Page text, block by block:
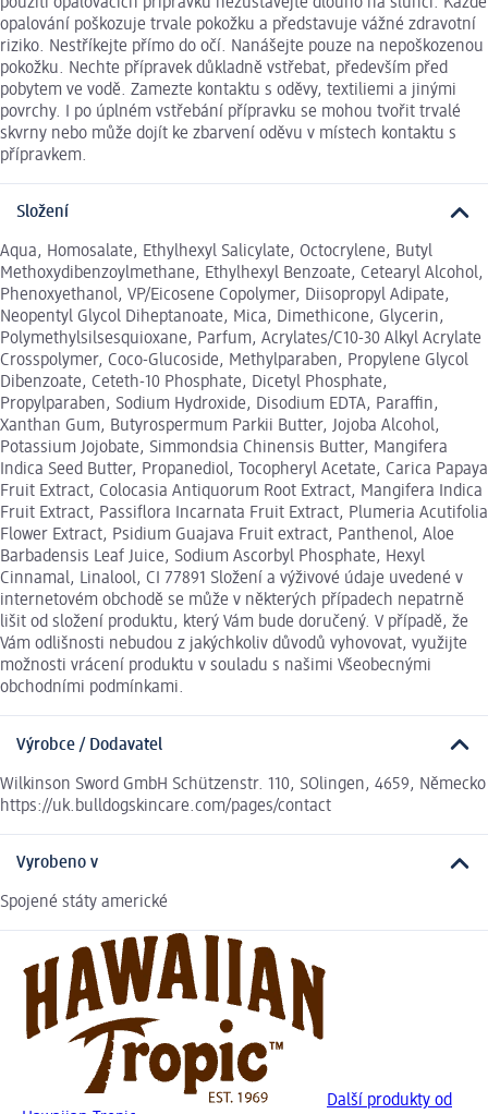
opalování poškozuje trvale pokožku a představuje vážné zdravotní
riziko. Nestříkejte přímo do očí. Nanášejte pouze na nepoškozenou
pokožku. Nechte přípravek důkladně vstřebat, především před
pobytem ve vodě. Zamezte kontaktu s oděvy, textiliemi a jinými
povrchy. I po úplném vstřebání přípravku se mohou tvořit trvalé
skvrny nebo může dojít ke zbarvení oděvu v místech kontaktu s
přípravkem.
Složení
Aqua, Homosalate, Ethylhexyl Salicylate, Octocrylene, Butyl
Methoxydibenzoylmethane, Ethylhexyl Benzoate, Cetearyl Alcohol,
Phenoxyethanol, VP/Eicosene Copolymer, Diisopropyl Adipate,
Neopentyl Glycol Diheptanoate, Mica, Dimethicone, Glycerin,
Polymethylsilsesquioxane, Parfum, Acrylates/C10-30 Alkyl Acrylate
Crosspolymer, Coco-Glucoside, Methylparaben, Propylene Glycol
Dibenzoate, Ceteth-10 Phosphate, Dicetyl Phosphate,
Propylparaben, Sodium Hydroxide, Disodium EDTA, Paraffin,
Xanthan Gum, Butyrospermum Parkii Butter, Jojoba Alcohol,
Potassium Jojobate, Simmondsia Chinensis Butter, Mangifera
Indica Seed Butter, Propanediol, Tocopheryl Acetate, Carica Papaya
Fruit Extract, Colocasia Antiquorum Root Extract, Mangifera Indica
Fruit Extract, Passiflora Incarnata Fruit Extract, Plumeria Acutifolia
Flower Extract, Psidium Guajava Fruit extract, Panthenol, Aloe
Barbadensis Leaf Juice, Sodium Ascorbyl Phosphate, Hexyl
Cinnamal, Linalool, CI 77891 Složení a výživové údaje uvedené v
internetovém obchodě se může v některých případech nepatrně
lišit od složení produktu, který Vám bude doručený. V případě, že
Vám odlišnosti nebudou z jakýchkoliv důvodů vyhovovat, využijte
možnosti vrácení produktu v souladu s našimi Všeobecnými
obchodními podmínkami.
Výrobce / Dodavatel
Wilkinson Sword GmbH Schützenstr. 110, SOlingen, 4659, Německo
https://uk.bulldogskincare.com/pages/contact
Vyrobeno v
Spojené státy americké
Další produkty od